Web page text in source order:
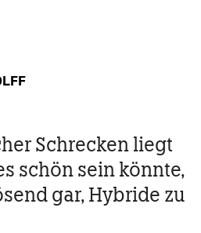
Schrecken liegt
schön sein könnte,
gar, Hybride zu